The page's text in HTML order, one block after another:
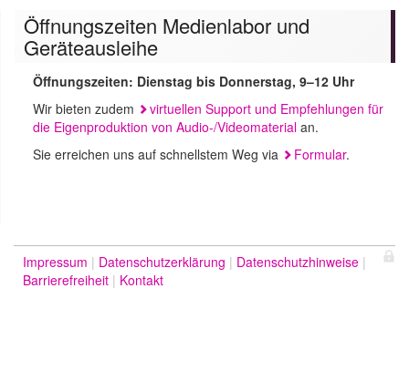
Öffnungszeiten Medienlabor und
Geräteausleihe
Öffnungszeiten: Dienstag bis Donnerstag, 9–12 Uhr
Wir bieten zudem
virtuellen Support und Empfehlungen für
die Eigenproduktion von Audio-/Videomaterial an.
Sie erreichen uns auf schnellstem Weg via
Formular.
Impressum Datenschutzerklärung
Datenschutzhinweise
Barrierefreiheit
Kontakt